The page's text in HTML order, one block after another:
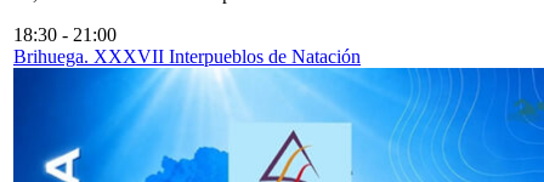
18:30 - 21:00
Brihuega. XXXVII Interpueblos de Natación